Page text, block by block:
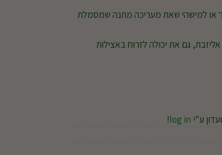
או למישהי שאת מעריכה מתנה שמסמלת
גם את יכולה לזרוח באצילות
ע"י log in
!